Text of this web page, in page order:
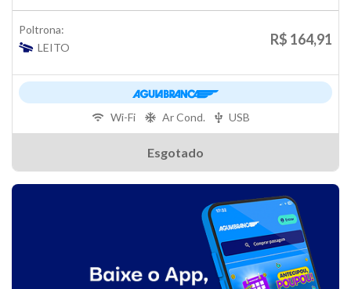
Poltrona:
LEITO
R$ 164,91
Esgotado
Wi-Fi Ar Cond. USB